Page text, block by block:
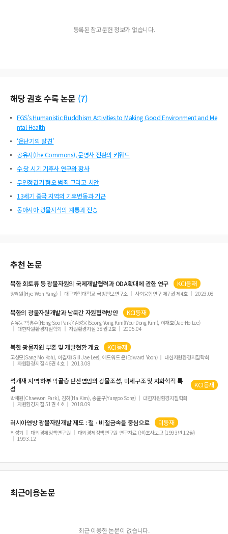
등록된 참고문헌 정보가 없습니다.
해당 권호 수록 논문 (7)
FGS's Humanistic Buddhism Activities to Making Good Environment and Me
ntal Health
‘온난기의 발견’
공유지(the Commons), 문명사 전환의 키워드
수·당 시기 기후사 연구와 황사
무인정권기 혐오 범죄 그리고 치안
13세기 중국 지역의 기후변동과 기근
동아시아 광물지식의 계통과 전승
추천 논문
북한 희토류 등광물자원의 국제개발협력과 ODA확대에 관한 연구 KCI등재
양혜원(Hye Won Yang) 대구과학대학교 국방안보연구소 사회융합연구 제7권 제4호 2023.08
북한의 광물자원개발과 남북간 자원협력방안 KCI등재
김유동:박홍수(Hong-Soo Park):김성용(Seong-Yong Kim)(You-Dong Kim), 이재호(Jae-Ho Lee)
대한자원환경지질학회
자원환경지질 38권 2호 2005.04
북한광물자원 부존 및 개발현황 개요 KCI등재
고상모(Sang Mo Koh), 이길재(Gill Jae Lee), 에드워드 윤(Edward Yoon)
대한자원환경지질학회
자원환경지질 46권 4호
2013.08
석개재 지역 하부 막골층 탄산염암의광물조성, 미세구조 및 지화학적 특
성
KCI등재
박채원(Chaewon Park), 김하(Ha Kim), 송윤구(Yungoo Song)
대한자원환경지질학회
자원환경지질 51권 4호
2018.09
러시아연방광물자원개발 제도 : 철ㆍ비철금속을 중심으로 미등재
최성기 대외경제정책연구원
대외경제정책연구원 연구자료 (센)조사보고 (1993년 12월)
1993.12
최근이용논문
최근 이용한 논문이 없습니다.